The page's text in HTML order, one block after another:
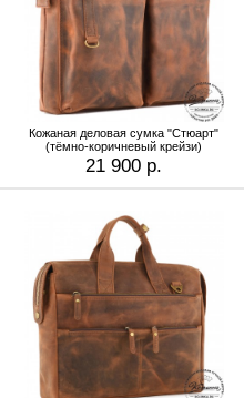
Кожаная деловая сумка "Стюарт"
(тёмно-коричневый крейзи)
21 900 р.